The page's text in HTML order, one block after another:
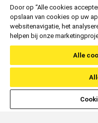
© Copyright 2026, Unibet. Alle
“UNIBET” is een gedeponeerd
of verbonden aan sportteams,
afgebeeld worden op haar
Optdeck Service Limited, een
kantoorhoudend te Level 6, The
organiseren van kansspelen op
1730/01.267.175 is verleend
, deelname
verantwoord en raadpleeg ons
Door op “Alle cookies
opslaan van cookies op uw
websitenavigatie, het
helpen bij onze
Alle